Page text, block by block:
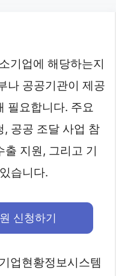
기업에 해당하는지
나 공공기관이 제공
필요합니다. 주요
, 공공 조달 사업 참
출 지원, 그리고 기
습니다.
신청하기
업현황정보시스템